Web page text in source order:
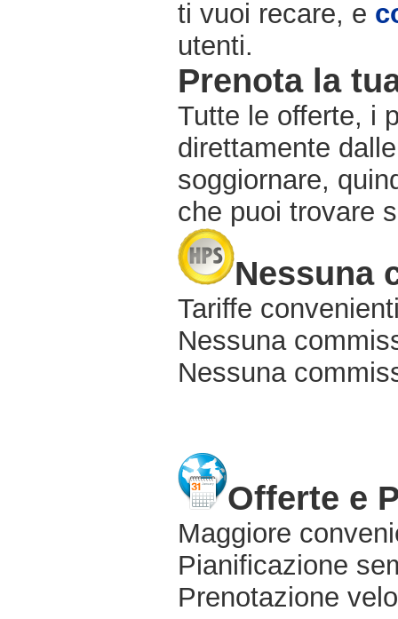
ti vuoi recare, e
utenti.
Prenota la
Tutte le offerte, i
direttamente
soggiornare,
che puoi trovare
Nessuna
Tariffe
Nessuna
Nessuna
Offerte e
Maggiore
Pianificazione
Prenotazione